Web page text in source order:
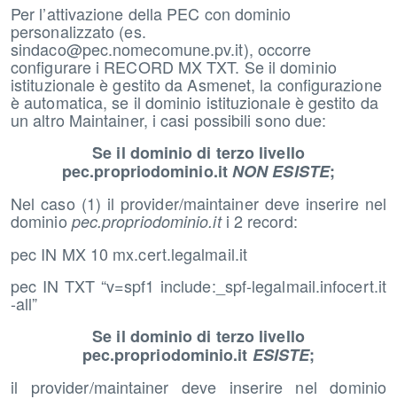
Per l’attivazione della PEC con dominio
personalizzato (es.
sindaco@pec.nomecomune.pv.it), occorre
configurare i RECORD MX TXT. Se il dominio
istituzionale è gestito da Asmenet, la configurazione
è automatica, se il dominio istituzionale è gestito da
un altro Maintainer, i casi possibili sono due:
Se il dominio di terzo livello
pec.propriodominio.itNON ESISTE;
Nel caso (1) il provider/maintainer deve inserire nel
dominio pec.propriodominio.iti 2 record:
pec IN MX 10 mx.cert.legalmail.it
pec IN TXT “v=spf1 include:_spf-legalmail.infocert.it
-all”
Se il dominio di terzo livello
pec.propriodominio.it ESISTE;
il provider/maintainer deve inserire nel dominio